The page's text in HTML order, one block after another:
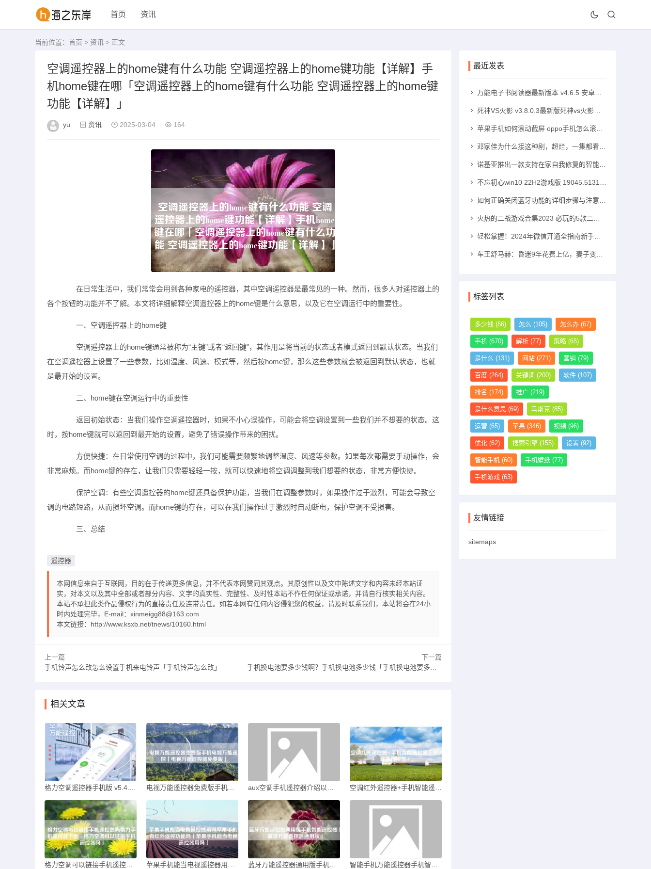
首页 资讯
当前位置： 首页 > 资讯 > 正文
空调遥控器上的home键有什么功能 空调遥控器上的home键功能【详解】手
机home键在哪「空调遥控器上的home键有什么功能 空调遥控器上的home键
功能【详解】」
yu 资讯 2025-03-04 164
在日常生活中，我们常常会用到各种家电的遥控器，其中空调遥控器是最常见的一种。然而，很多人对遥控器上的
各个按钮的功能并不了解。本文将详细解释空调遥控器上的home键是什么意思，以及它在空调运行中的重要性。
一、空调遥控器上的home键
空调遥控器上的home键通常被称为“主键”或者“返回键”，其作用是将当前的状态或者模式返回到默认状态。当我们
在空调遥控器上设置了一些参数，比如温度、风速、模式等，然后按home键，那么这些参数就会被返回到默认状态，也就
是最开始的设置。
二、home键在空调运行中的重要性
返回初始状态：当我们操作空调遥控器时，如果不小心误操作，可能会将空调设置到一些我们并不想要的状态。这
时，按home键就可以返回到最开始的设置，避免了错误操作带来的困扰。
方便快捷：在日常使用空调的过程中，我们可能需要频繁地调整温度、风速等参数。如果每次都需要手动操作，会
非常麻烦。而home键的存在，让我们只需要轻轻一按，就可以快速地将空调调整到我们想要的状态，非常方便快捷。
保护空调：有些空调遥控器的home键还具备保护功能，当我们在调整参数时，如果操作过于激烈，可能会导致空
调的电路短路，从而损坏空调。而home键的存在，可以在我们操作过于激烈时自动断电，保护空调不受损害。
三、总结
遥控器
本网信息来自于互联网，目的在于传递更多信息，并不代表本网赞同其观点。其原创性以及文中陈述文字和内容未经本站证
实，对本文以及其中全部或者部分内容、文字的真实性、完整性、及时性本站不作任何保证或承诺，并请自行核实相关内容。
本站不承担此类作品侵权行为的直接责任及连带责任。如若本网有任何内容侵犯您的权益，请及时联系我们，本站将会在24小
时内处理完毕，E-mail：xinmeigg88@163.com
本文链接： http://www.ksxb.net/tnews/10160.html
上一篇
手机铃声怎么改怎么设置手机来电铃声「手机铃声怎么改」
下一篇
手机换电池要多少钱啊？手机换电池多少钱「手机换电池要多少钱啊？」
相关文章
最近发表
万能电子书阅读器最新版本 v4.6.5 安卓版手机txt阅读器「万能电子书阅读器最新版本 v4.6.5 安卓版」
死神VS火影 v3.8.0.3最新版死神vs火影手机版「死神VS火影 v3.8.0.3最新版」
苹果手机如何滚动截屏 oppo手机怎么滚动截屏苹果手机怎么滚动截屏「苹果手机如何滚动截屏 oppo手机怎么滚动截屏」
邓家佳为什么接这种剧，超烂，一集都看不下去！高中可以带手机吗「邓家佳为什么接这种剧，超烂，一集都看不下去！」
诺基亚推出一款支持在家自我修复的智能手机诺基亚智能手机「诺基亚推出一款支持在家自我修复的智能手机」
不忘初心win10 22H2游戏版 19045.5131 x64无更新版windows10手机版「不忘初心win10 22H2游戏版 19045.5131 x64无更新版」
如何正确关闭蓝牙功能的详细步骤与注意事项蓝牙手机「如何正确关闭蓝牙功能的详细步骤与注意事项」
火热的二战游戏合集2023 必玩的5款二战游戏推荐二战游戏手机游戏「火热的二战游戏合集2023 必玩的5款二战游戏推荐」
轻松掌握！2024年微信开通全指南新手机号怎么注册微信「轻松掌握！2024年微信开通全指南」
车王舒马赫：昏迷9年花费上亿，妻子变卖其私人飞机和别墅法拉利手机「车王舒马赫：昏迷9年花费上亿，妻子变卖其私人飞机和别墅」
标签列表
多少钱 (66) 怎么 (105) 怎么办 (67)
手机 (670) 解析 (77) 策略 (65)
是什么 (131) 网站 (271) 营销 (79)
百度 (264) 关键词 (200) 软件 (107)
排名 (174) 推广 (219)
是什么意思 (69) 马斯克 (85)
运营 (65) 苹果 (346) 视频 (96)
优化 (62) 搜索引擎 (155) 设置 (92)
智能手机 (60) 手机壁纸 (77)
手机游戏 (63)
友情链接
sitemaps